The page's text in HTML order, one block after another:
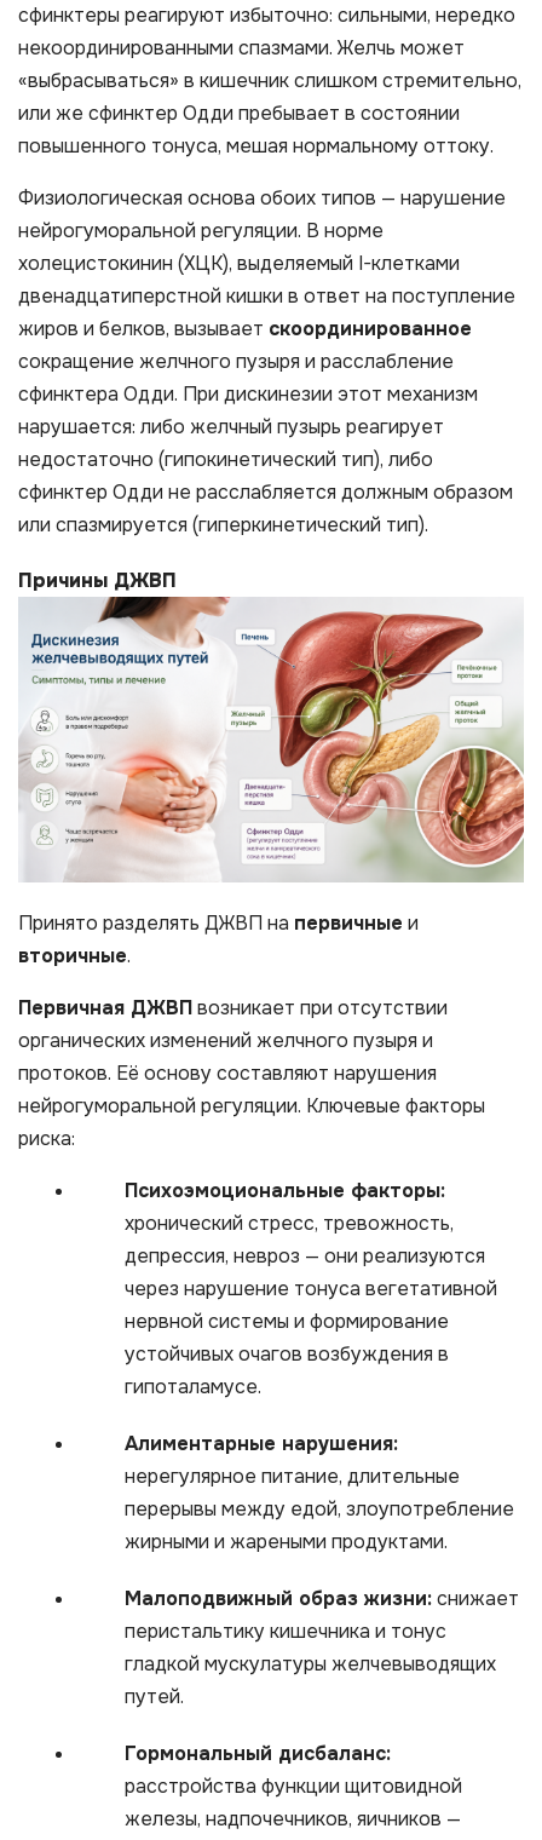
сфинктеры реагируют избыточно: сильными, нередко
некоординированными спазмами. Желчь может
«выбрасываться» в кишечник слишком стремительно,
или же сфинктер Одди пребывает в состоянии
повышенного тонуса, мешая нормальному оттоку.
Физиологическая основа обоих типов — нарушение
нейрогуморальной регуляции. В норме
холецистокинин (ХЦК), выделяемый I-клетками
двенадцатиперстной кишки в ответ на поступление
жиров и белков, вызывает скоординированное
сокращение желчного пузыря и расслабление
сфинктера Одди. При дискинезии этот механизм
нарушается: либо желчный пузырь реагирует
недостаточно (гипокинетический тип), либо
сфинктер Одди не расслабляется должным образом
или спазмируется (гиперкинетический тип).
Причины ДЖВП
Принято разделять ДЖВП на первичные и
вторичные.
Первичная ДЖВПвозникает при отсутствии
органических изменений желчного пузыря и
протоков. Её основу составляют нарушения
нейрогуморальной регуляции. Ключевые факторы
риска:
Психоэмоциональные факторы:
хронический стресс, тревожность,
депрессия, невроз — они реализуются
через нарушение тонуса вегетативной
нервной системы и формирование
устойчивых очагов возбуждения в
гипоталамусе.
Алиментарные нарушения:
нерегулярное питание, длительные
перерывы между едой, злоупотребление
жирными и жареными продуктами.
Малоподвижный образ жизни:снижает
перистальтику кишечника и тонус
гладкой мускулатуры желчевыводящих
путей.
Гормональный дисбаланс:
расстройства функции щитовидной
железы, надпочечников, яичников —